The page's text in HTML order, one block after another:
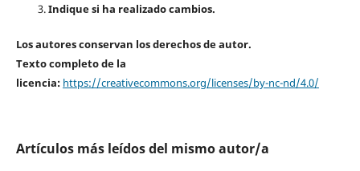
Indique si ha realizado cambios.
Los autores conservan los derechos de autor.
Texto completo de la
licencia: https://creativecommons.org/licenses/by-nc-nd/4.0/
Artículos más leídos del mismo autor/a